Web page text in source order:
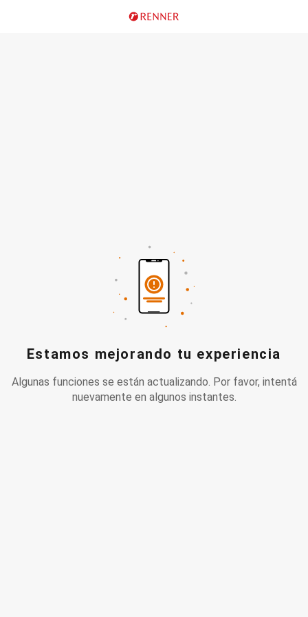
Estamos mejorando tu experiencia
Algunas funciones se están actualizando. Por favor, intentá
nuevamente en algunos instantes.